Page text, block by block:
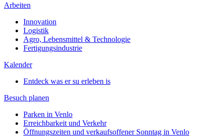
Arbeiten
Innovation
Logistik
Agro, Lebensmittel & Technologie
Fertigungsindustrie
Kalender
Entdeck was er su erleben is
Besuch planen
Parken in Venlo
Erreichbarkeit und Verkehr
Öffnungszeiten und verkaufsoffener Sonntag in Venlo